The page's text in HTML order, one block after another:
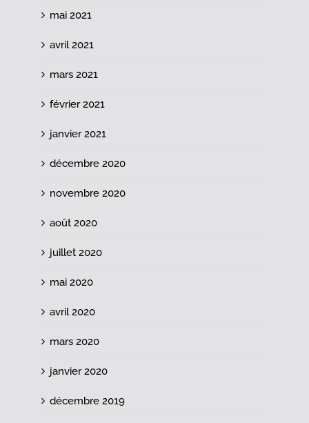
mai 2021
avril 2021
mars 2021
février 2021
janvier 2021
décembre 2020
novembre 2020
août 2020
juillet 2020
mai 2020
avril 2020
mars 2020
janvier 2020
décembre 2019